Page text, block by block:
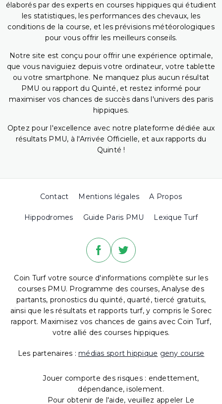
élaborés par des experts en courses hippiques qui étudient
les statistiques, les performances des chevaux, les
conditions de la course, et les prévisions météorologiques
pour vous offrir les meilleurs conseils.
Notre site est conçu pour offrir une expérience optimale,
que vous naviguiez depuis votre ordinateur, votre tablette
ou votre smartphone. Ne manquez plus aucun résultat
PMU ou rapport du Quinté, et restez informé pour
maximiser vos chances de succès dans l'univers des paris
hippiques.
Optez pour l'excellence avec notre plateforme dédiée aux
résultats PMU, à l'Arrivée Officielle, et aux rapports du
Quinté !
Contact Mentions légales A Propos
Hippodromes Guide Paris PMU Lexique Turf
Coin Turf votre source d'informations complète sur les
courses PMU. Programme des courses, Analyse des
partants, pronostics du quinté, quarté, tiercé gratuits,
ainsi que les résultats et rapports turf, y compris le Sorec
rapport. Maximisez vos chances de gains avec Coin Turf,
votre allié des courses hippiques.
Les partenaires : médias sport hippique geny course
Jouer comporte des risques : endettement,
dépendance, isolement.
Pour obtenir de l'aide, veuillez appeler Le